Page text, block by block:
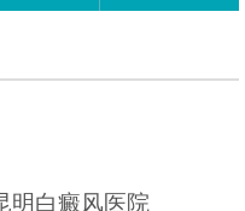
明白癜风医院